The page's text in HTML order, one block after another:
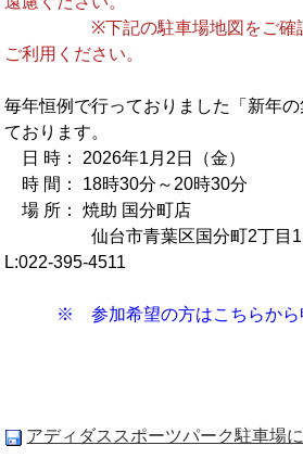
※下記の駐車場地図をご確認
ご利用ください。
毎年恒例で行っておりました「新年
ております。
日 時： 2026年1月2日（金）
時 間： 18時30分～20時30分
場 所： 焼助 国分町店
仙台市青葉区国分町2丁目11-
L:022-395-4511
※ 参加希望の方はこちらから
アディダススポーツパーク駐車場